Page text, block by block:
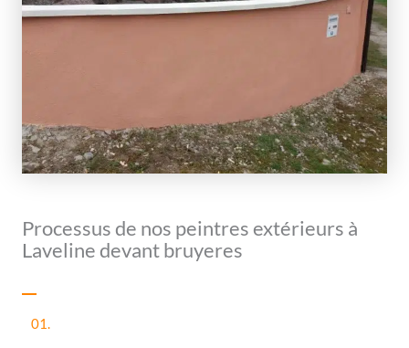
Processus de nos peintres extérieurs à
Laveline devant bruyeres
01.